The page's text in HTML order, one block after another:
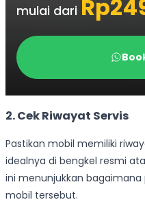
2. Cek Riwayat Servis
Pastikan mobil memiliki
idealnya di bengkel resmi
ini menunjukkan
mobil tersebut.